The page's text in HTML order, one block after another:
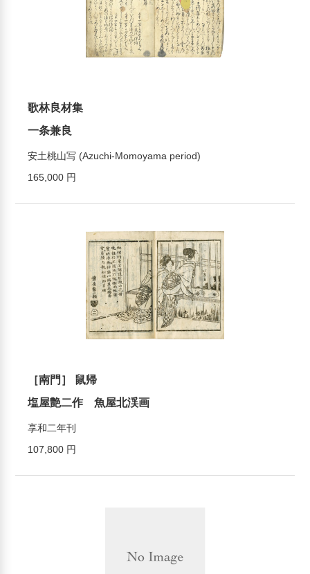
歌林良材集
一条兼良
安土桃山写 (Azuchi-Momoyama period)
165,000 円
［南門］ 鼠帰
塩屋艶二作 魚屋北渓画
享和二年刊
107,800 円